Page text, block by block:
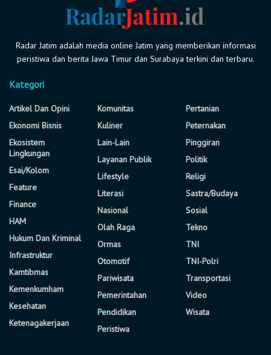
Radar Jatim adalah media online Jatim yang memberikan informasi
peristiwa dan berita Jawa Timur dan Surabaya terkini dan terbaru.
Kategori
Artikel Dan Opini
Ekonomi Bisnis
Ekosistem
Lingkungan
Esai/Kolom
Feature
Finance
HAM
Hukum Dan Kriminal
Infrastruktur
Kamtibmas
Kemenkumham
Kesehatan
Ketenagakerjaan
Komunitas
Kuliner
Lain-Lain
Layanan Publik
Lifestyle
Literasi
Nasional
Olah Raga
Ormas
Otomotif
Pariwisata
Pemerintahan
Pendidikan
Peristiwa
Pertanian
Peternakan
Pinggiran
Politik
Religi
Sastra/Budaya
Sosial
Tekno
TNI
TNI-Polri
Transportasi
Video
Wisata